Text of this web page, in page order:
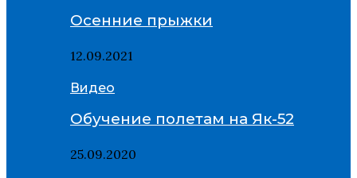
Осенние прыжки
12.09.2021
Видео
Обучение полетам на Як-52
25.09.2020